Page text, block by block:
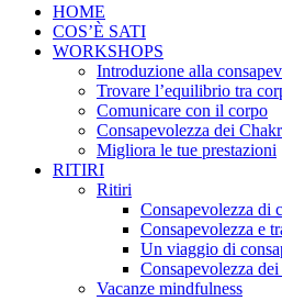
HOME
COS’È SATI
WORKSHOPS
Introduzione alla
Trovare l’equilibrio tra
Comunicare con il corpo
Consapevolezza dei
Migliora le tue prestazioni
RITIRI
Ritiri
Consapevolezza di
Consapevolezza e
Un viaggio di
Consapevolezza
Vacanze mindfulness